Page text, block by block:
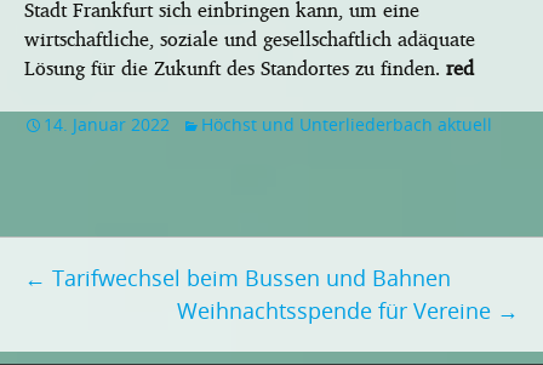
Stadt Frankfurt sich einbringen kann, um eine
wirtschaftliche, soziale und gesellschaftlich adäquate
Lösung für die Zukunft des Standortes zu finden. red
14. Januar 2022 Höchst und Unterliederbach aktuell
Beitragsnavigation
← Tarifwechsel beim Bussen und Bahnen
Weihnachtsspende für Vereine →